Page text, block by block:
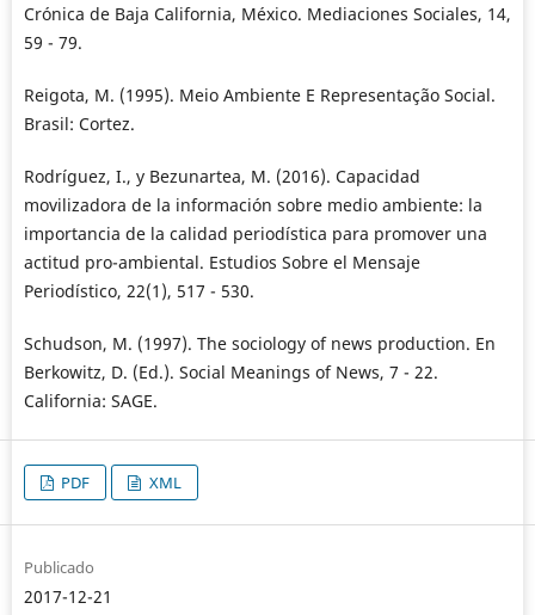
Crónica de Baja California, México. Mediaciones Sociales, 14,
59 - 79.
Reigota, M. (1995). Meio Ambiente E Representação Social.
Brasil: Cortez.
Rodríguez, I., y Bezunartea, M. (2016). Capacidad
movilizadora de la información sobre medio ambiente: la
importancia de la calidad periodística para promover una
actitud pro-ambiental. Estudios Sobre el Mensaje
Periodístico, 22(1), 517 - 530.
Schudson, M. (1997). The sociology of news production. En
Berkowitz, D. (Ed.). Social Meanings of News, 7 - 22.
California: SAGE.
PDF XML
Publicado
2017-12-21